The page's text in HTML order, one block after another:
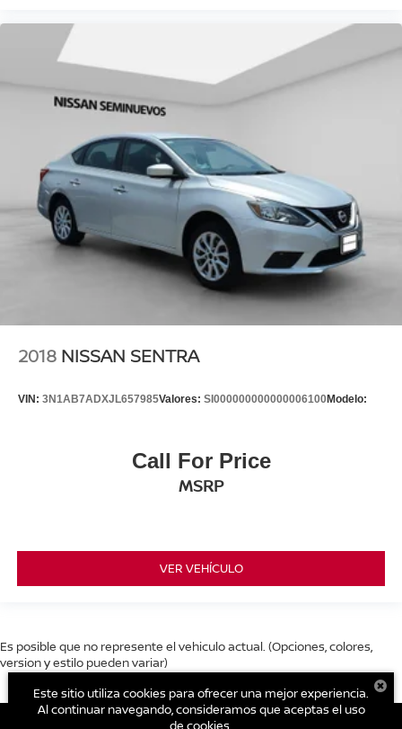
2018 NISSAN SENTRA
VIN: 3N1AB7ADXJL657985Valores: SI000000000000006100Modelo:
Call For Price
MSRP
VER VEHÍCULO
Es posible que no represente el vehiculo actual. (Opciones, colores,
version y estilo pueden variar)
Este sitio utiliza cookies para ofrecer una mejor experiencia.
Al continuar navegando, consideramos que aceptas el uso
de cookies.